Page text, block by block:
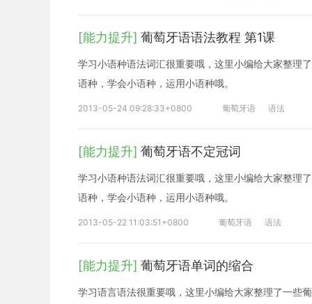
[能力提升] 葡萄牙语语法教程 第1课
学习小语种语法词汇很重要哦，这里小编给大家整理
语种，学会小语种，运用小语种哦。
2013-05-24 09:28:33+0800 葡萄牙语 语法
[能力提升] 葡萄牙语不定冠词
学习小语种语法词汇很重要哦，这里小编给大家整理
语种，学会小语种，运用小语种哦。
2013-05-22 11:03:51+0800 葡萄牙语 语法
[能力提升] 葡萄牙语单词的缩合
学习语言语法很重要哦，这里小编给大家整理了一些